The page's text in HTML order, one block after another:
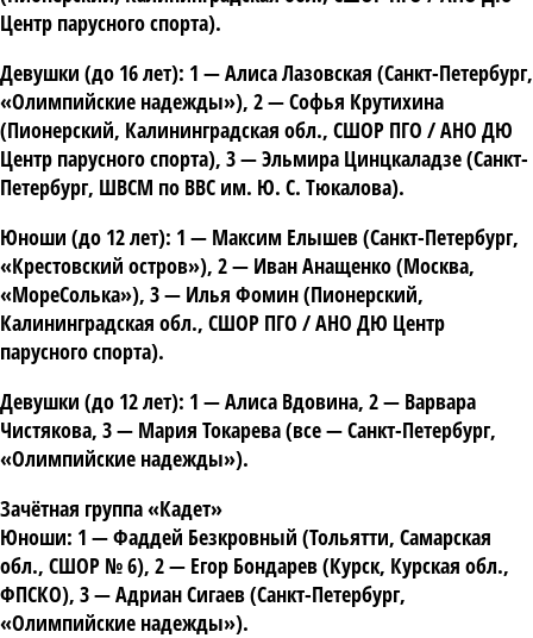
Центр парусного спорта).
Девушки (до 16 лет): 1 —Алиса Лазовская (Санкт-Петербург,
«Олимпийские надежды»), 2 —Софья Крутихина
(Пионерский, Калининградская обл., СШОР ПГО / АНО ДЮ
Центр парусного спорта), 3 —Эльмира Цинцкаладзе(Санкт-
Петербург, ШВСМ по ВВС им. Ю. С. Тюкалова).
Юноши (до 12 лет): 1 — Максим Елышев(Санкт-Петербург,
«Крестовский остров»), 2 — Иван Анащенко(Москва,
«МореСолька»), 3 — Илья Фомин(Пионерский,
Калининградская обл., СШОР ПГО / АНО ДЮ Центр
парусного спорта).
Девушки (до 12 лет): 1 —Алиса Вдовина, 2 — Варвара
Чистякова, 3 — Мария Токарева(все — Санкт-Петербург,
«Олимпийские надежды»).
Зачётная группа «Кадет»
Юноши: 1 — Фаддей Безкровный (Тольятти, Самарская
обл., СШОР № 6), 2 — Егор Бондарев(Курск, Курская обл.,
ФПСКО), 3 —Адриан Сигаев(Санкт-Петербург,
«Олимпийские надежды»).